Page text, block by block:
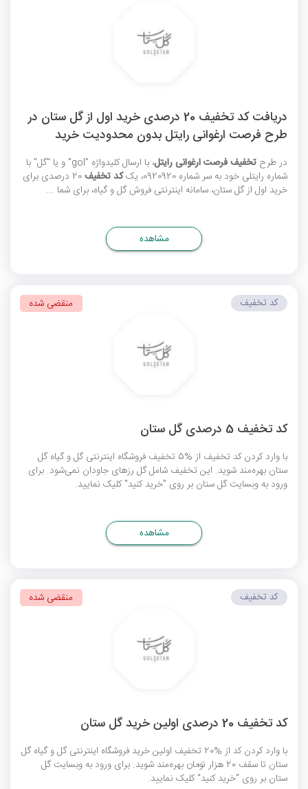
دریافت کد تخفیف 20 درصدی خرید اول از گل ستان در
طرح فرصت ارغوانی رایتل بدون محدودیت خرید
در طرح تخفیف فرصت ارغوانی رایتل
، با ارسال کلیدواژه "gol" و یا "گل" با
شماره رایتلی خود به سر شماره 0920920، یک
کد تخفیف
20 درصدی برای
خرید اول از گل ستان، سامانه اینترنتی فروش گل و گیاه، برای شما ...
مشاهده
کد تخفیف 5 درصدی گل ستان
با وارد کردن کد تخفیف از %5 تخفیف فروشگاه اینترنتی گل و گیاه گل
ستان بهره‌مند شوید. این تخفیف شامل گل رزهای جاودان نمی‌شود. برای
ورود به وبسایت گل ستان بر روی "خرید کنید" کلیک نمایید.
کد تخفیف منقضی شده
مشاهده
کد تخفیف 20 درصدی اولین خرید گل ستان
با وارد کردن کد از %20 تخفیف اولین خرید فروشگاه اینترنتی گل و گیاه گل
ستان تا سقف 20 هزار تومان بهره‌مند شوید. برای ورود به وبسایت گل
ستان بر روی "خرید کنید" کلیک نمایید.
کد تخفیف منقضی شده